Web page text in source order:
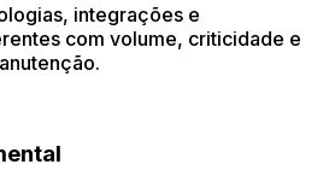
integrações e
com volume, criticidade e